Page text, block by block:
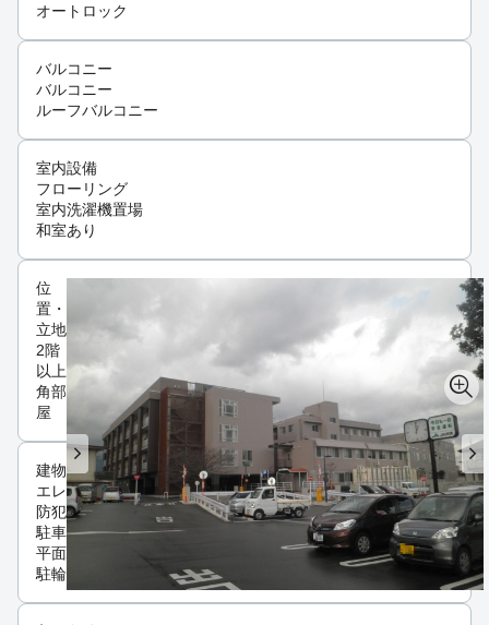
オートロック
バルコニー
バルコニー
ルーフバルコニー
室内設備
フローリング
室内洗濯機置場
和室あり
位
置・
立地
2階
以上
角部
屋
建物設備
エレベーター
防犯カメラ
駐車場
平面駐車場
駐輪場